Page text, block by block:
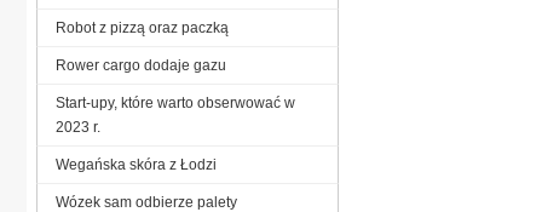
Robot z pizzą oraz paczką
Rower cargo dodaje gazu
Start-upy, które warto obserwować w
2023 r.
Wegańska skóra z Łodzi
Wózek sam odbierze palety